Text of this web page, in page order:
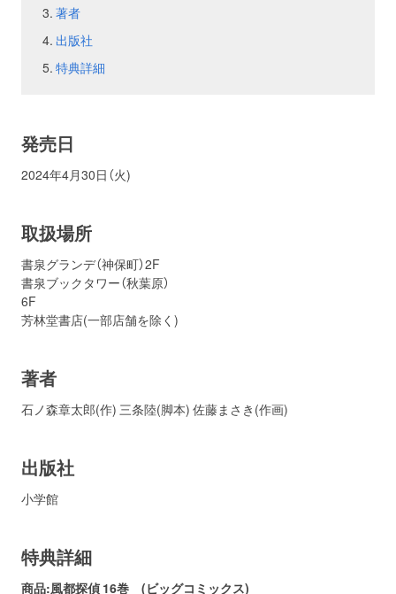
著者
出版社
特典詳細
発売日
2024年4月30日（火)
取扱場所
書泉グランデ（神保町）2F
書泉ブックタワー（秋葉原）
芳林堂書店(一部店舗を除く)
著者
石ノ森章太郎(作) 三条陸(脚本) 佐藤まさき(作画)
出版社
小学館
特典詳細
商品:風都探偵16巻 (ビッグコミックス)